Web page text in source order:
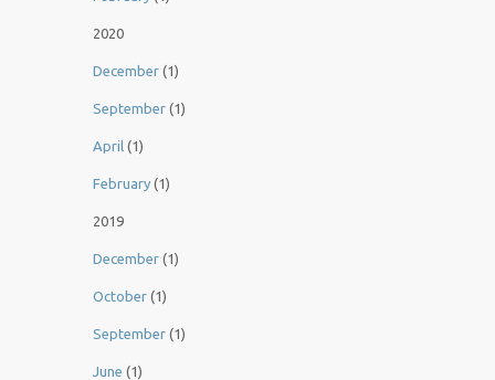
2020
December (1)
September (1)
April (1)
February (1)
2019
December (1)
October (1)
September (1)
June (1)